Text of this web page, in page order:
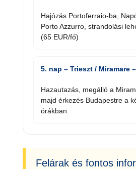
Hajózás Portoferraio-ba,
Porto Azzurro, strandolási
(65 EUR/fő)
5. nap – Trieszt / Miramare
Hazautazás, megálló a
majd érkezés Budapestre a
órákban.
Felárak és fontos